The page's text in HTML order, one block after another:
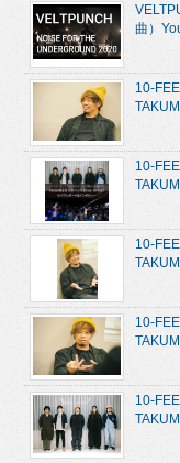
曲）
10-
10-
10-
10-
10-